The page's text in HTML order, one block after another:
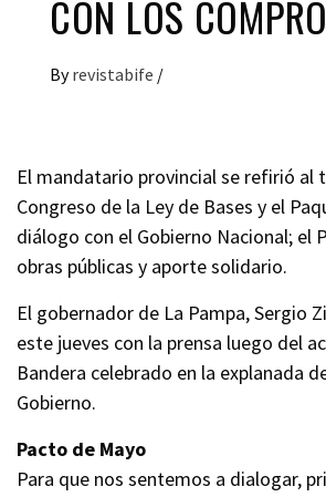
CON LOS
By revistabife /
El mandatario provincial se refirió al
Congreso de la Ley de Bases y el
diálogo con el Gobierno Nacional; el
obras públicas y aporte solidario.
El gobernador de La Pampa, Sergio
este jueves con la prensa luego del
Bandera celebrado en la explanada
Gobierno.
Pacto de Mayo
Para que nos sentemos a dialogar,